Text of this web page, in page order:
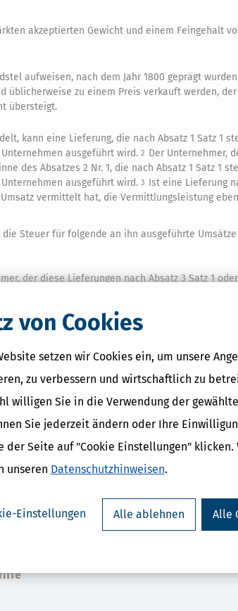
von Cookies
setzen wir Cookies ein, um unsere
zu verbessern und wirtschaftlich zu
willigen Sie in die Verwendung der
Sie jederzeit ändern oder Ihre
der Seite auf "Cookie Einstellungen"
unseren Datenschutzhinweisen.
Einstellungen Alle ablehnen Alle
akzeptierten Gewicht und einem Feingehalt
aufweisen, nach dem Jahr 1800 geprägt
üblicherweise zu einem Preis verkauft werden,
übersteigt.
kann eine Lieferung, die nach Absatz 1 Satz 1
ausgeführt wird. 2 Der Unternehmer,
des Absatzes 2 Nr. 1, die nach Absatz 1 Satz 1
ausgeführt wird. 3 Ist eine Lieferung
vermittelt hat, die Vermittlungsleistung
Steuer für folgende an ihn ausgeführte
der diese Lieferungen nach Absatz 3 Satz 1
von Gold, das anschließend von ihm oder für
oder des Feingehalts von Gold,
und anschließend nach Absatz 1 Satz 1
mit der Herstellung oder
des Goldes
nach§ 22die Identifizierungs-, Aufzeichnungs- und